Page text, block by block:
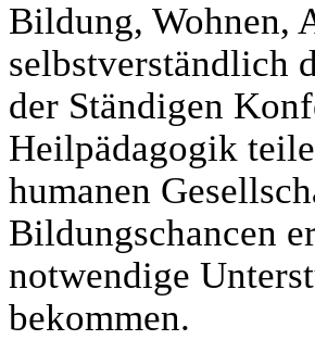
Bildung, Wohnen,
selbstverständlich
der Ständigen
Heilpädagogik
humanen
Bildungschancen
notwendige
bekommen.